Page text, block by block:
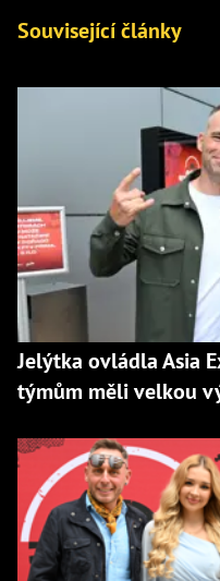
Související články
Jelýtka ovládla Asia
týmům měli velkou